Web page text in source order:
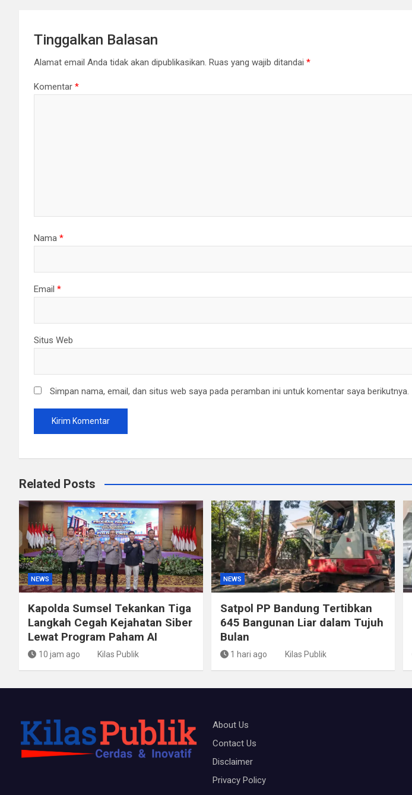
Tinggalkan Balasan
Alamat email Anda tidak akan dipublikasikan. Ruas yang wajib ditandai *
Komentar *
Nama *
Email *
Situs Web
Simpan nama, email, dan situs web saya pada peramban ini untuk komentar saya berikutnya.
Related Posts
NEWS
Kapolda Sumsel Tekankan Tiga
Langkah Cegah Kejahatan Siber
Lewat Program Paham AI
10 jam ago Kilas Publik
NEWS
Satpol PP Bandung Tertibkan
645 Bangunan Liar dalam Tujuh
Bulan
1 hari ago Kilas Publik
About Us
Contact Us
Disclaimer
Privacy Policy